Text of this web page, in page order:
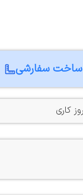
ساخت سفارشی